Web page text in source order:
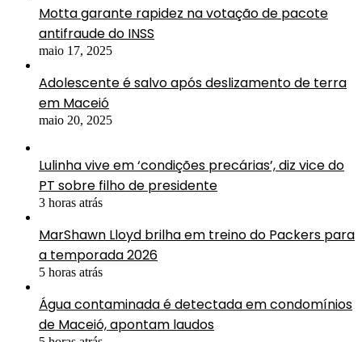
Motta garante rapidez na votação de pacote
antifraude do INSS
maio 17, 2025
Adolescente é salvo após deslizamento de terra
em Maceió
maio 20, 2025
Lulinha vive em ‘condições precárias’, diz vice do
PT sobre filho de presidente
3 horas atrás
MarShawn Lloyd brilha em treino do Packers para
a temporada 2026
5 horas atrás
Água contaminada é detectada em condomínios
de Maceió, apontam laudos